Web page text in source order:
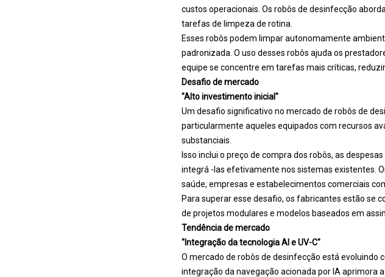
custos operacionais. Os robôs de desinfecção
tarefas de limpeza de rotina.
Esses robôs podem limpar autonomamente
padronizada. O uso desses robôs ajuda os
equipe se concentre em tarefas mais críticas,
Desafio de mercado
"Alto investimento inicial"
Um desafio significativo no mercado de robôs de
particularmente aqueles equipados com recursos
substanciais.
Isso inclui o preço de compra dos robôs, as
integrá -las efetivamente nos sistemas existentes.
saúde, empresas e estabelecimentos comerciais
Para superar esse desafio, os fabricantes estão se
de projetos modulares e modelos baseados em
Tendência de mercado
"Integração da tecnologia AI e UV-C"
O mercado de robôs de desinfecção está evoluindo
integração da navegação acionada por IA aprimora